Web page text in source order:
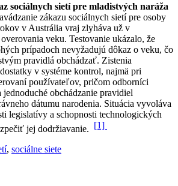
sociálnych sietí pre mladistvých naráža
zákazu sociálnych sietí pre osoby
v Austrália vraj zlyháva už v
veku. Testovanie ukázalo, že
prípadoch nevyžadujú dôkaz o veku, čo
pravidlá obchádzať. Zistenia
v systéme kontrol, najmä pri
používateľov, pričom odborníci
obchádzanie pravidiel
dátumu narodenia. Situácia vyvoláva
legislatívy a schopnosti technologických
jej dodržiavanie. [1]
, sociálne siete